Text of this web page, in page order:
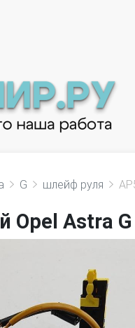
G шлейф руля
Opel Astra